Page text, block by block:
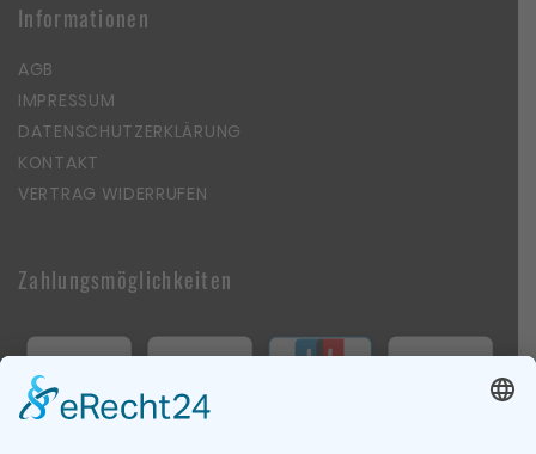
Informationen
AGB
IMPRESSUM
DATENSCHUTZERKLÄRUNG
KONTAKT
VERTRAG WIDERRUFEN
Zahlungsmöglichkeiten